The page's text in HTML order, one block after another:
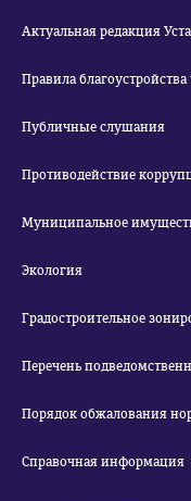
Актуальная редакция
Правила
Публичные слушания
Противодействие
Муниципальное
Экология
Градостроительное
Перечень
Порядок обжалования
Справочная информация